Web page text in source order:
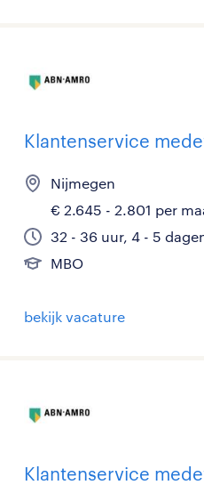
Klantenservice
Nijmegen
€ 2.645 - 2.801 per
32 - 36 uur, 4 - 5
MBO
bekijk vacature
Klantenservice